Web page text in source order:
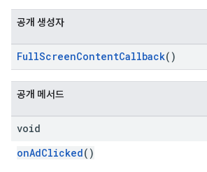
공개 생성자
FullScreenContentCallback()
공개 메서드
void
onAdClicked()